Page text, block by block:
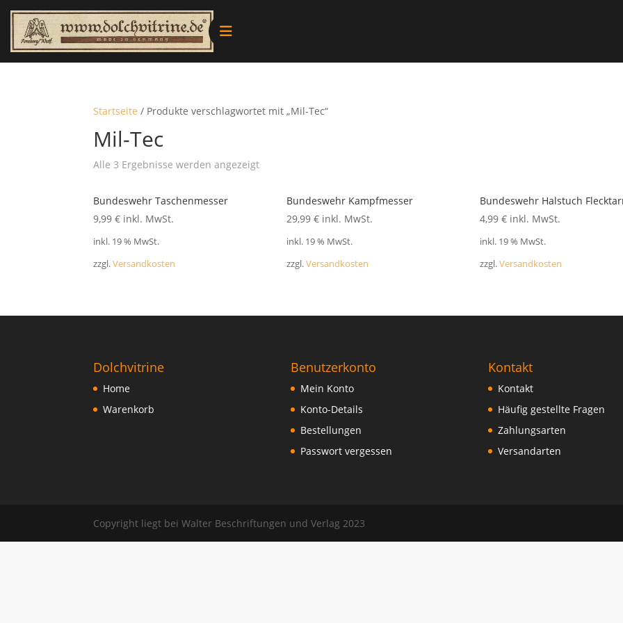
Alle Produkte
Vitrinen
Ersatzteile
Literatur
Merchandise
Aktionen
FAQ
Startseite / Produkte verschlagwortet mit „Mil-Tec“
Mil-Tec
Alle 3 Ergebnisse werden angezeigtNach
sortiert
Bundeswehr Taschenmesser
9,99€ inkl. MwSt.
inkl. 19 % MwSt.
zzgl.Versandkosten
Bundeswehr Kampfmesser
29,99€ inkl. MwSt.
inkl. 19 % MwSt.
zzgl.Versandkosten
Bundeswehr Halstuch
4,99€ inkl. MwSt.
inkl. 19 % MwSt.
zzgl.Versandkosten
Dolchvitrine
Home
Warenkorb
Benutzerkonto
Mein Konto
Konto-Details
Bestellungen
Passwort vergessen
Kontakt
Kontakt
Häufig gestellte Fragen
Zahlungsarten
Versandarten
Copyright liegt bei Walter Beschriftungen und Verlag 2023